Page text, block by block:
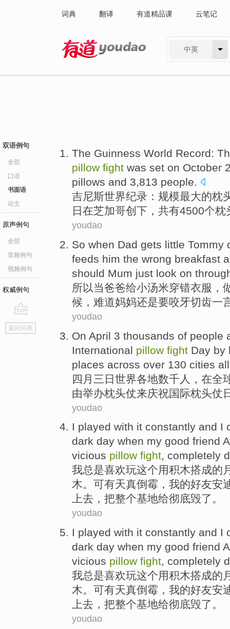
词典 翻译 有道精品课 云笔记
中英
双语例句
全部
口语
书面语
论文
原声例句
全部
音频例句
视频例句
权威例句
go
top
返回词典
The Guinness World Record:
pillow fight was set on October
pillows and 3,813 people.
吉尼斯世界纪录 ： 规模最大的枕
日 在芝加哥创下，共有4500个枕
youdao
So when Dad gets little Tommy
feeds him the wrong breakfast
should Mum just look on
所以当爸爸给小汤米穿错衣服 ，
候，难道妈妈还是要咬牙切齿一
youdao
On April 3 thousands of people
International pillow fight Day by
places across over 130 cities
四月 三 日 世界各地数千 人 ， 在全
由举办枕头仗来庆祝国际枕头仗
youdao
I played with it constantly and I
dark day when my good friend
vicious pillow fight, completely
我总是喜欢玩这个用积木搭成的
木。可有天真倒霉 ，我的好友安
上去 ，把整个基地给彻底毁了。
youdao
I played with it constantly and I
dark day when my good friend
vicious pillow fight, completely
我总是喜欢玩这个用积木搭成的
木。可有天真倒霉 ，我的好友安
上去 ，把整个基地给彻底毁了。
youdao